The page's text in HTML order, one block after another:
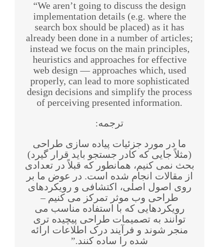
“We aren’t going to discuss the design
implementation details (e.g. where the
search box should be placed) as it has
already been done in a number of articles;
instead we focus on the main principles,
heuristics and approaches for effective
web design — approaches which, used
properly, can lead to more sophisticated
design decisions and simplify the process
of perceiving presented information.
ترجمه:
ما در مورد جزئیات پیاده سازی طراحی
(مثلاً جایی که کادر جستجو باید قرار گیرد)
بحث نمی کنیم، همانطور که قبلاً در تعدادی
از مقالات انجام شده است. در عوض ما بر
روی اصول اصلی، اکتشافی و رویکردهای
طراحی وب موثر تمرکز می کنیم –
رویکردهایی که با استفاده مناسب می
توانند به تصمیمات طراحی پیچیده تری
منجر شوند و فرآیند درک اطلاعات ارائه
شده را ساده کنند.”